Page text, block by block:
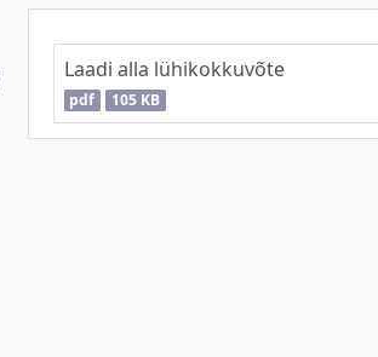
Laadi alla lühikokkuvõte
pdf 105 KB